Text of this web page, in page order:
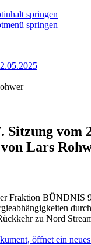
springen
springen
Sitzung vom
Lars
Fraktion
zu Nord
öffnet ein